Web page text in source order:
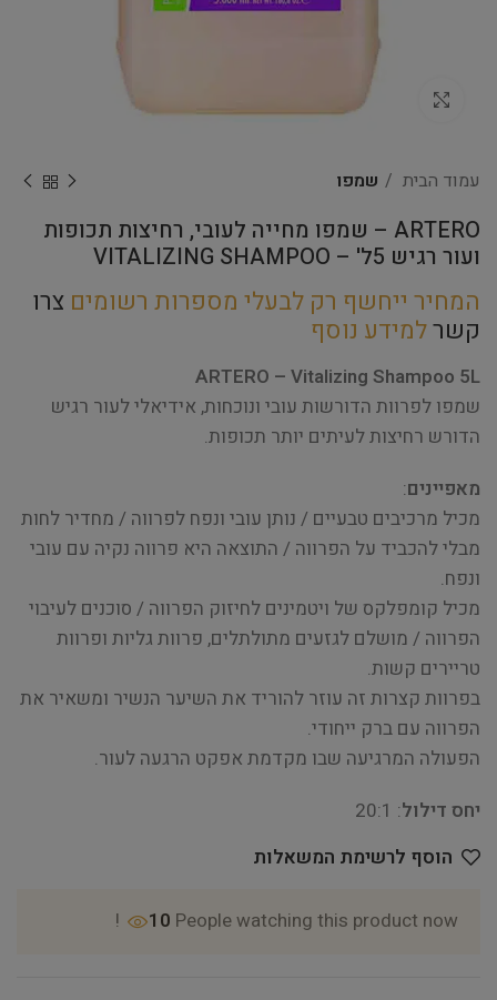
Click to enlarge
עמוד הבית שמפו
ARTERO – שמפו מחייה לעובי, רחיצות תכופות
ועור רגיש 5ל' – VITALIZING SHAMPOO
המחיר ייחשף רק לבעלי מספרות רשומים צרו
קשרלמידע נוסף
ARTERO – Vitalizing Shampoo 5L
שמפו לפרוות הדורשות עובי ונוכחות, אידיאלי לעור רגיש
הדורש רחיצות לעיתים יותר תכופות.
מאפיינים:
מכיל מרכיבים טבעיים / נותן עובי ונפח לפרווה / מחדיר לחות
מבלי להכביד על הפרווה / התוצאה היא פרווה נקיה עם עובי
ונפח.
מכיל קומפלקס של ויטמינים לחיזוק הפרווה / סוכנים לעיבוי
הפרווה / מושלם לגזעים מתולתלים, פרוות גליות ופרוות
טריירים קשות.
בפרוות קצרות זה עוזר להוריד את השיער הנשיר ומשאיר את
הפרווה עם ברק ייחודי.
הפעולה המרגיעה שבו מקדמת אפקט הרגעה לעור.
יחס דילול: 20:1
הוסף לרשימת המשאלות
10 People watching this product now!